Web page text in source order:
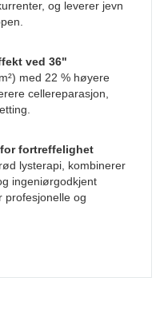
og leverer jevn
ved 36"
med 22 % høyere
cellereparasjon,
fortreffelighet
lysterapi, kombinerer
ingeniørgodkjent
profesjonelle og